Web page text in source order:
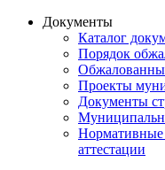
Документы
Каталог
Порядок
Проекты
Документы
Нормативные
аттестации